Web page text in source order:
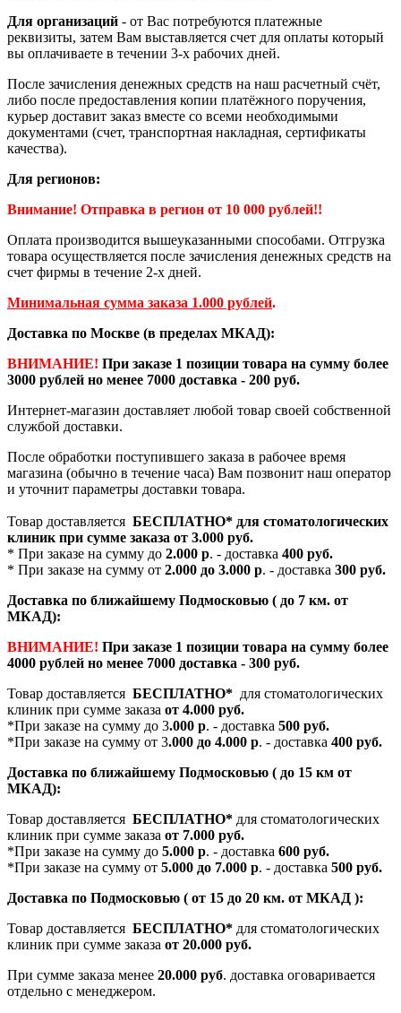
Для организаций - от Вас потребуются платежные
реквизиты, затем Вам выставляется счет для оплаты который
вы оплачиваете в течении 3-х рабочих дней.
После зачисления денежных средств на наш расчетный счёт,
либо после предоставления копии платёжного поручения,
курьер доставит заказ вместе со всеми необходимыми
документами (счет, транспортная накладная, сертификаты
качества).
Для регионов:
Внимание! Отправка в регион от 10 000 рублей!!
Оплата производится вышеуказанными способами. Отгрузка
товара осуществляется после зачисления денежных средств на
счет фирмы в течение 2-х дней.
Минимальная сумма заказа 1.000 рублей.
Доставка по Москве (в пределах МКАД):
ВНИМАНИЕ! При заказе 1 позиции товара на сумму более
3000 рублей но менее 7000 доставка - 200 руб.
Интернет-магазин доставляет любой товар своей собственной
службой доставки.
После обработки поступившего заказа в рабочее время
магазина (обычно в течение часа) Вам позвонит наш оператор
и уточнит параметры доставки товара.
Товар доставляется БЕСПЛАТНО* для стоматологических
клиник при сумме заказа от 3.000 руб.
* При заказе на сумму до 2.000 р. - доставка 400 руб.
* При заказе на сумму от 2.000 до 3.000 р. - доставка 300 руб.
Доставка по ближайшему Подмосковью ( до 7 км. от
МКАД):
ВНИМАНИЕ! При заказе 1 позиции товара на сумму более
4000 рублей но менее 7000 доставка - 300 руб.
Товар доставляется БЕСПЛАТНО* для стоматологических
клиник при сумме заказа от 4.000 руб.
*При заказе на сумму до 3.000 р. - доставка 500 руб.
*При заказе на сумму от 3.000 до 4.000 р. - доставка 400 руб.
Доставка по ближайшему Подмосковью ( до 15 км от
МКАД):
Товар доставляется БЕСПЛАТНО* для стоматологических
клиник при сумме заказа от 7.000 руб.
*При заказе на сумму до 5.000 р. - доставка 600 руб.
*При заказе на сумму от 5.000 до 7.000 р. - доставка 500 руб.
Доставка по Подмосковью ( от 15 до 20 км. от МКАД ):
Товар доставляется БЕСПЛАТНО* для стоматологических
клиник при сумме заказа от 20.000 руб.
При сумме заказа менее 20.000 руб. доставка оговаривается
отдельно с менеджером.